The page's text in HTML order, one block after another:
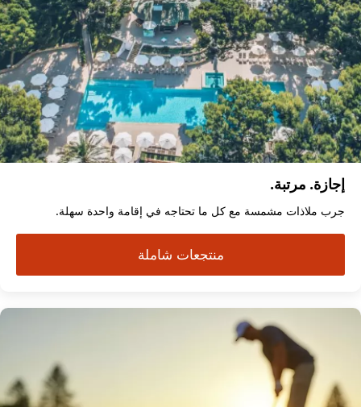
إجازة. مرتبة.
جرب ملاذات مشمسة مع كل ما تحتاجه في إقامة واحدة سهلة.
منتجعات شاملة